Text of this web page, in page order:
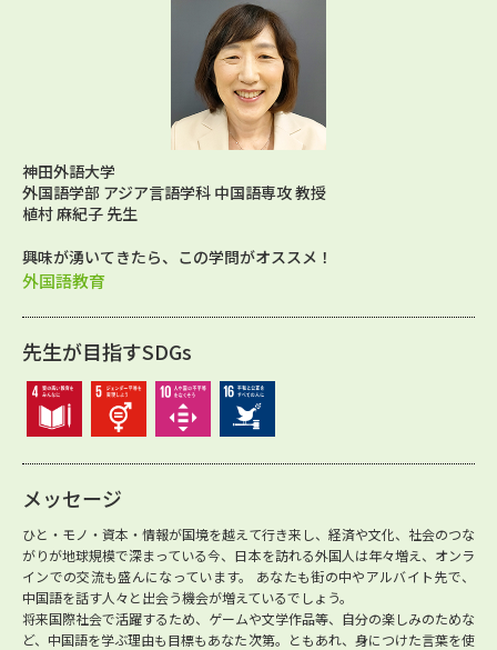
神田外語大学
外国語学部 アジア言語学科 中国語専攻 教授
植村 麻紀子 先生
興味が湧いてきたら、この学問がオススメ！
外国語教育
先生が目指すSDGs
メッセージ
ひと・モノ・資本・情報が国境を越えて行き来し、経済や文化、社会のつな
がりが地球規模で深まっている今、日本を訪れる外国人は年々増え、オンラ
インでの交流も盛んになっています。 あなたも街の中やアルバイト先で、
中国語を話す人々と出会う機会が増えているでしょう。
将来国際社会で活躍するため、ゲームや文学作品等、自分の楽しみのためな
ど、中国語を学ぶ理由も目標もあなた次第。ともあれ、身につけた言葉を使